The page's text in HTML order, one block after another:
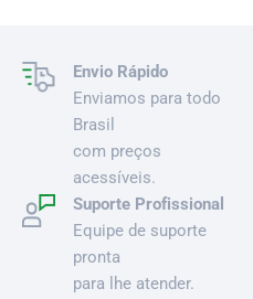
Envio Rápido
Enviamos para todo
Brasil
com preços
acessíveis.
Suporte Profissional
Equipe de suporte
pronta
para lhe atender.